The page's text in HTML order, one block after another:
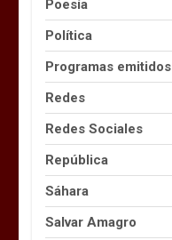
Poesía
Política
Programas emitidos
Redes
Redes Sociales
República
Sáhara
Salvar Amagro